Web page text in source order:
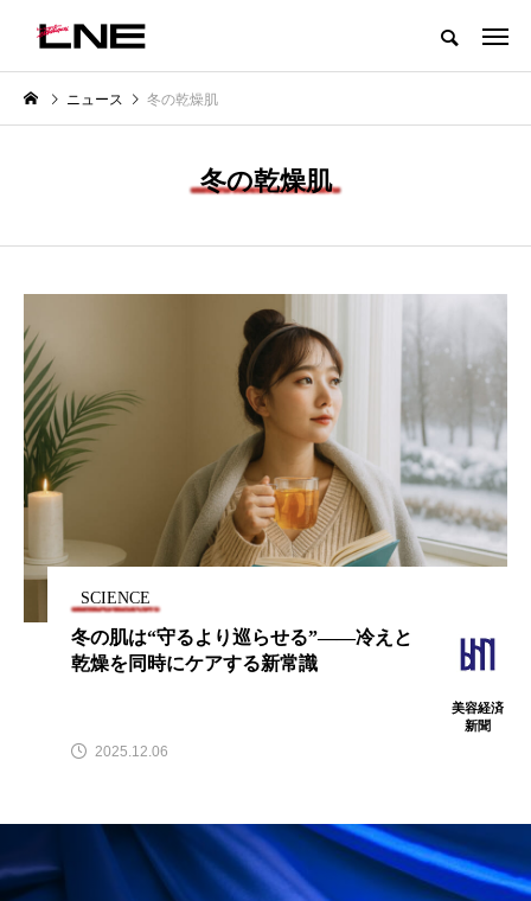
グローバルビューティ＆ヘルスケアビジネス誌
NEW POST カテゴリー毎の最新記事
SNSの「加工顔」と美容医療｜AI
がもたらす可能性とこれから
2026.07.13
BUSINESS
GWI調査から読み解く2030年の
都市型スパ――身近なウェルネ
の次世代モデル
2026.08.06
FEATURED 注目の企画
B2B BeautyTech ChatGPT
ニュース 冬の乾燥肌
冬の乾燥肌
SCIENCE
冬の肌は“守るより巡らせる”——冷えと
乾燥を同時にケアする新常識
美容経済
新聞
2025.12.06